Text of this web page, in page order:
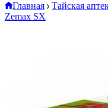
Главная Тайская
Zemax SX